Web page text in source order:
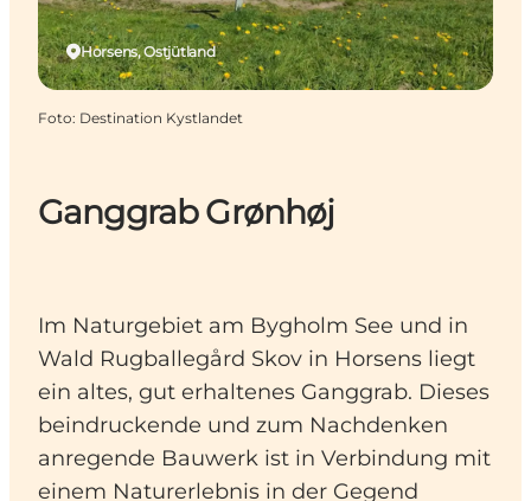
Ganggrab Grønhøj
Im Naturgebiet am Bygholm See und in
Wald Rugballegård Skov in Horsens liegt
ein altes, gut erhaltenes Ganggrab. Dieses
beindruckende und zum Nachdenken
anregende Bauwerk ist in Verbindung mit
einem Naturerlebnis in der Gegend
Horsens, Ostjütland
Foto: Destination Kystlandet